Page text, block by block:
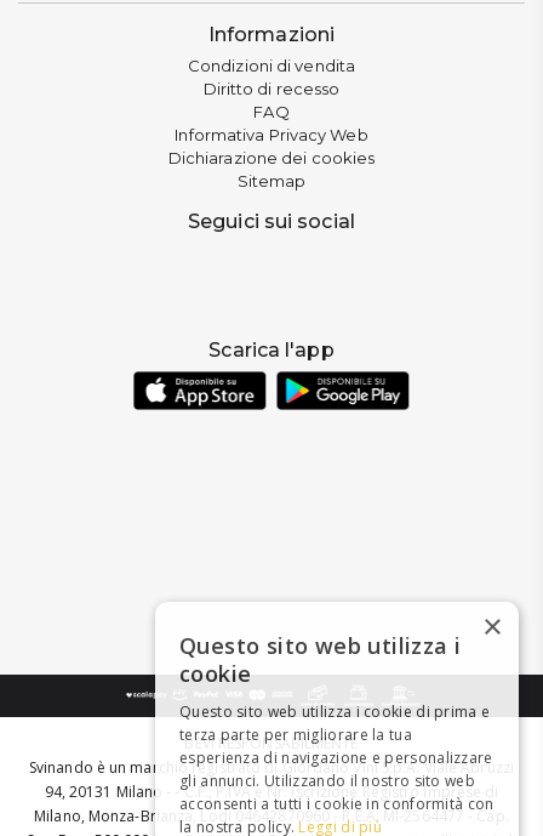
Informazioni
Condizioni di vendita
Diritto di recesso
FAQ
Informativa Privacy Web
Dichiarazione dei cookies
Sitemap
Seguici sui social
Scarica l'app
BEVI RESPONSABILMENTE
Svinando è un marchio registrato di Giordano Vini S.p.A. Viale Abruzzi
94, 20131 Milano - - C.F., P.IVA e Nr. Iscrizione Registro Imprese di
Milano, Monza-Brianza, Lodi 04642870960 - R.E.A. MI-2564477 - Cap.
×
Questo sito web utilizza i
cookie
Questo sito web utilizza i cookie di prima e
terza parte per migliorare la tua
esperienza di navigazione e personalizzare
gli annunci. Utilizzando il nostro sito web
acconsenti a tutti i cookie in conformità con
la nostra policy. Leggi di più